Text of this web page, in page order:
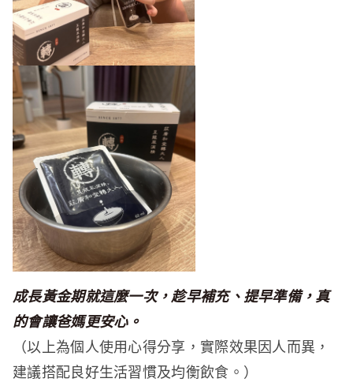
成長黃金期就這麼一次，趁早補充、提早準備，真
的會讓爸媽更安心。
（以上為個人使用心得分享，實際效果因人而異，
建議搭配良好生活習慣及均衡飲食。）